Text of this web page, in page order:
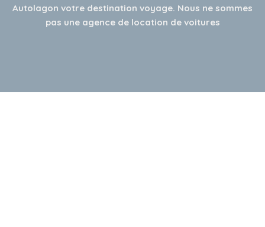
Autolagon votre destination voyage. Nous ne sommes
pas une agence de location de voitures